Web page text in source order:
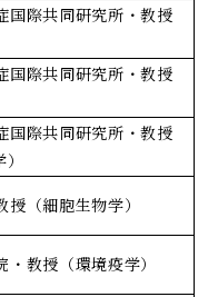
国際共同研究所・教授
国際共同研究所・教授
国際共同研究所・教授
（細胞生物学）
教授（環境疫学）